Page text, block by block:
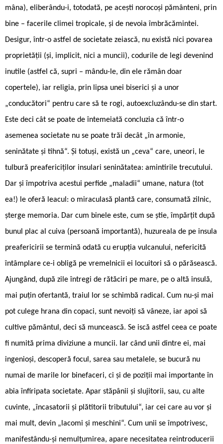
mâna), eliberându-i, totodată, pe acești norocoși pământeni, prin
bine – facerile climei tropicale, și de nevoia îmbrăcămintei.
Desigur, într-o astfel de societate zeiască, nu există nici povarea
proprietății (și, implicit, nici a muncii), codurile de legi devenind
inutile (astfel că, supri – mându-le, din ele rămân doar
copertele), iar religia, prin lipsa unei biserici și a unor
„conducători“ pentru care să te rogi, autoexcluzându-se din start.
Este deci cât se poate de întemeiată concluzia că într-o
asemenea societate nu se poate trăi decât „în armonie,
seninătate și tihnă“. Și totuși, există un „ceva“ care, uneori, le
tulbură preafericiților insulari seninătatea: amintirile trecutului.
Dar și împotriva acestui perfide „maladii“ umane, natura (tot
ea!) le oferă leacul: o miraculasă plantă care, consumată zilnic,
șterge memoria. Dar cum binele este, cum se știe, împărțit după
bunul plac al cuiva (persoană importantă), huzureala de pe insula
preafericirii se termină odată cu erupția vulcanului, nefericită
întâmplare ce-i obligă pe vremelnicii ei locuitori să o părăsească.
Ajungând, după zile întregi de rătăciri pe mare, pe o altă insulă,
mai puțin ofertantă, traiul lor se schimbă radical. Cum nu-și mai
pot culege hrana din copaci, sunt nevoiți să vâneze, iar apoi să
cultive pământul, deci să muncească. Se iscă astfel ceea ce poate
fi numită prima diviziune a muncii. Iar când unii dintre ei, mai
ingenioși, descoperă focul, sarea sau metalele, se bucură nu
numai de marile lor binefaceri, ci și de poziții mai importante în
abia înfiripata societate. Apar stăpânii și slujitorii, sau, cu alte
cuvinte, „încasatorii și plătitorii tributului“, iar cei care au vor și
mai mult, devin „lacomi și meschini“. Cum unii se împotrivesc,
manifestându-și nemulțumirea, apare necesitatea reintroducerii